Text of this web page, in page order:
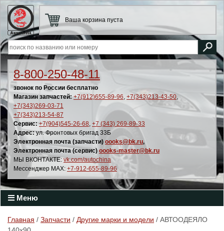
8-800-250-48-11
звонок по России бесплатно
Магазин запчастей: +7(912)655-89-96, +7(343)213-43-50,
+7(343)269-03-71
+7(343)213-54-87
Сервис: +7(904)545-26-68, +7 (343) 269-89-33
Адрес:ул. Фронтовых бригад 33Б
Электронная почта (запчасти) oooks@bk.ru,
Электронная почта (сервис) oooks-master@bk.ru
МЫ ВКОНТАКТЕ: vk.com/autochina
Мессенджер MAX: +7-912-655-89-96
Ваша корзина пуста
Меню
Главная / Запчасти / Другие марки и модели / АВТООДЕЯЛО